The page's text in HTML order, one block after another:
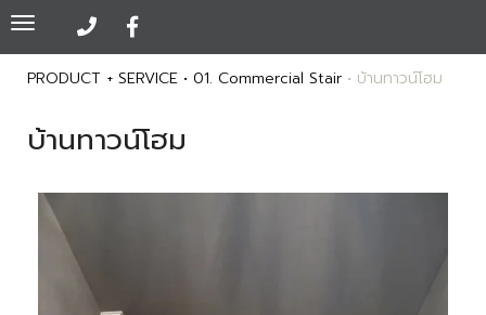
Toggle
navigation
PRODUCT + SERVICE • 01. Commercial Stair • บ้านทาวน์โฮม
บ้านทาวน์โฮม